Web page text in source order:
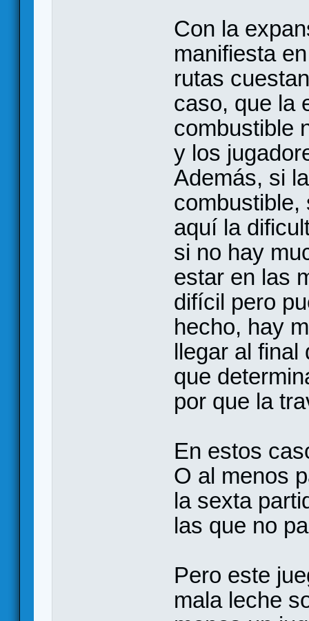
Con la
manifiesta
rutas
caso, que la
combustible
y los
Además, si
combustible,
aquí la
si no hay
estar en las
difícil pero
hecho, hay
llegar al final
que
por que la
En estos
O al menos
la sexta
las que no
Pero este
mala leche